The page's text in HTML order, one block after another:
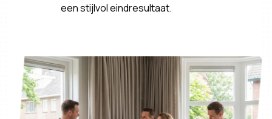
een stijlvol eindresultaat.